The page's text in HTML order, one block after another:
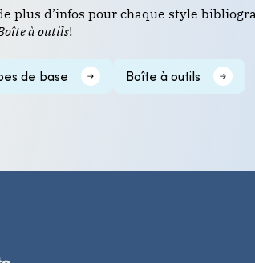
plus d’infos pour chaque style
à outils!
de base Boîte à outils